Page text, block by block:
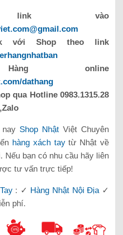
vào
với Shop theo link
online
dathang
qua Hotline 0983.1315.28
Shop NhậtViệt Chuyên
hàng xách taytừ Nhật về
Nếu bạn có nhu cầu hãy liên
tư vấn trực tiếp!
: ✓ Hàng Nhật Nội Địa✓
phí.